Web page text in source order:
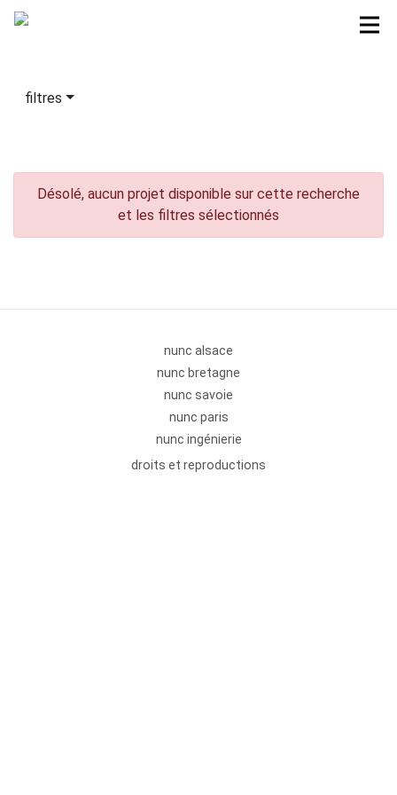
filtres
Désolé, aucun projet disponible sur cette recherche
et les filtres sélectionnés
nunc alsace
nunc bretagne
nunc savoie
nunc paris
nunc ingénierie
droits et reproductions